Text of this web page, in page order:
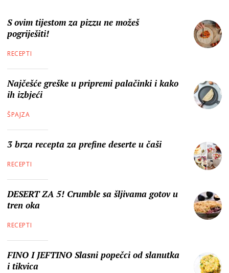
S ovim tijestom za pizzu ne možeš
pogriješiti!
RECEPTI
Najčešće greške u pripremi palačinki i kako
ih izbjeći
ŠPAJZA
3 brza recepta za prefine deserte u čaši
RECEPTI
DESERT ZA 5! Crumble sa šljivama gotov u
tren oka
RECEPTI
FINO I JEFTINO Slasni popečci od slanutka
i tikvica